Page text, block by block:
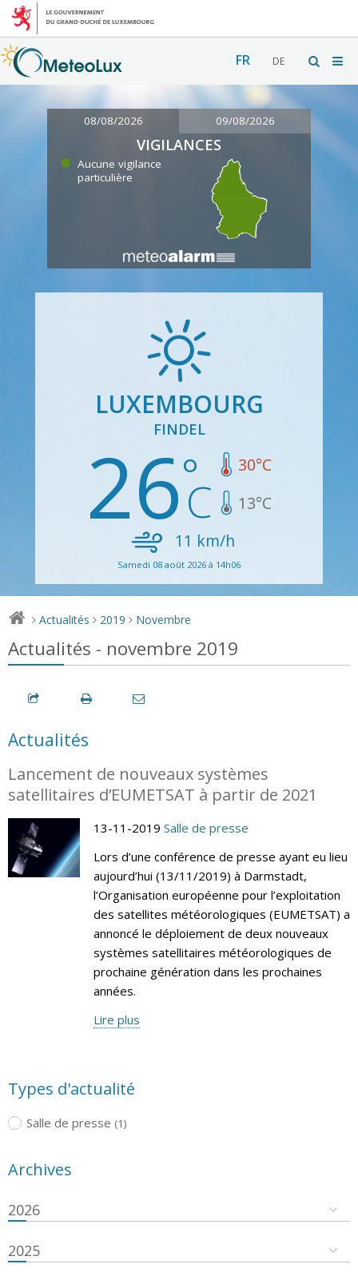
FR DE
08/08/2026 09/08/2026
VIGILANCES
Aucune vigilance
particulière
LUXEMBOURG
FINDEL
26 30°C
13°C
11 km/h
Samedi 08 août 2026 à 14h06
> Actualités > 2019 > Novembre
Actualités - novembre 2019
Actualités
Lancement de nouveaux systèmes
satellitaires d’EUMETSAT à partir de 2021
13-11-2019 Salle de presse
Lors d’une conférence de presse ayant eu lieu
aujourd’hui (13/11/2019) à Darmstadt,
l’Organisation européenne pour l’exploitation
des satellites météorologiques (EUMETSAT) a
annoncé le déploiement de deux nouveaux
systèmes satellitaires météorologiques de
prochaine génération dans les prochaines
années.
Lire plus
Types d'actualité
Salle de presse (1)
Archives
2026
2025